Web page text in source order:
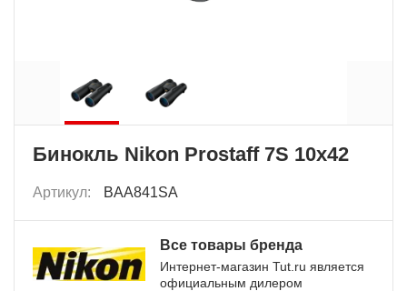
Бинокль Nikon Prostaff 7S 10x42
Артикул: BAA841SA
Все товары бренда
Интернет-магазин Tut.ru является
официальным дилером